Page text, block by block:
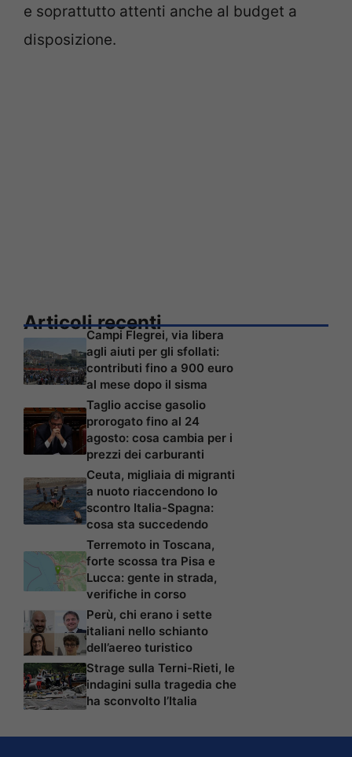
e soprattutto attenti anche al budget a
disposizione.
Articoli recenti
Campi Flegrei, via libera
agli aiuti per gli sfollati:
contributi fino a 900 euro
al mese dopo il sisma
Taglio accise gasolio
prorogato fino al 24
agosto: cosa cambia per i
prezzi dei carburanti
Ceuta, migliaia di migranti
a nuoto riaccendono lo
scontro Italia-Spagna:
cosa sta succedendo
Terremoto in Toscana,
forte scossa tra Pisa e
Lucca: gente in strada,
verifiche in corso
Perù, chi erano i sette
italiani nello schianto
dell’aereo turistico
Strage sulla Terni-Rieti, le
indagini sulla tragedia che
ha sconvolto l’Italia